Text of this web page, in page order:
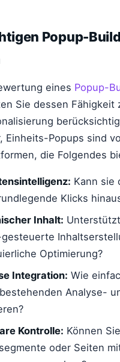
Popup-
eines Popup-
Sie dessen Fähigkeit
Einheits-Popups sind
die Folgendes
Kann sie
Klicks
Inhalt:
gesteuerte
Optimierung?
Integration: Wie
Analyse-
Kontrolle: Können
oder Seiten